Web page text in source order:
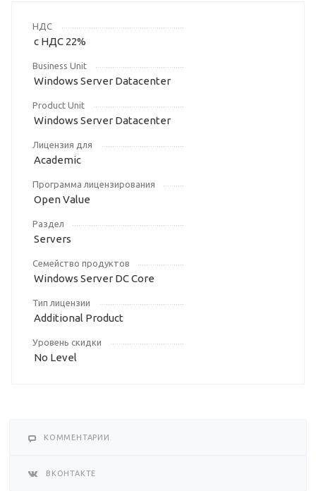
НДС
с НДС 22%
Business Unit
Windows Server Datacenter
Product Unit
Windows Server Datacenter
Лицензия для
Academic
Программа лицензирования
Open Value
Раздел
Servers
Семейство продуктов
Windows Server DC Core
Тип лицензии
Additional Product
Уровень скидки
No Level
КОММЕНТАРИИ
ВКОНТАКТЕ